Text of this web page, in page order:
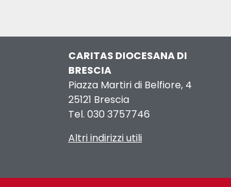
CARITAS DIOCESANA DI
BRESCIA
Piazza Martiri di Belfiore, 4
25121 Brescia
Tel. 030 3757746
Altri indirizzi utili